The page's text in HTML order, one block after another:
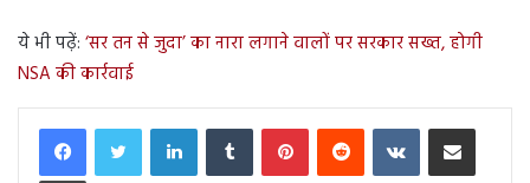
ये भी पढ़ें: ‘सर तन से जुदा’ का नारा लगाने वालों पर सरकार सख्त, होगी
NSA की कार्रवाई
LinkedInTumblr PinterestReddit VKontakteShare via Email